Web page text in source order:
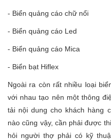
- Biển quảng cáo chữ nổi
- Biển quảng cáo Led
- Biển quảng cáo Mica
- Biển bạt Hiflex
Ngoài ra còn rất nhiều loại
với nhau tạo nên một thông
tải nội dung cho khách hàng
nào cũng vậy, cần phải được
hỏi người thợ phải có kỹ